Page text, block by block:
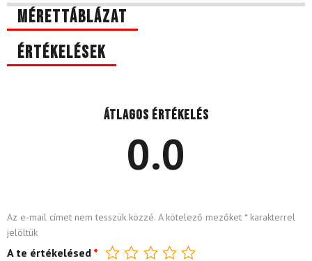
Mérettáblázat
Értékelések
Átlagos értékelés
0.0
Az e-mail címet nem tesszük közzé. A kötelező mezőket *karakterrel
jelöltük
A te értékelésed *